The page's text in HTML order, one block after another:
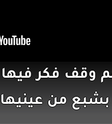
وقف فكر فيها
بشبعمنعينيها